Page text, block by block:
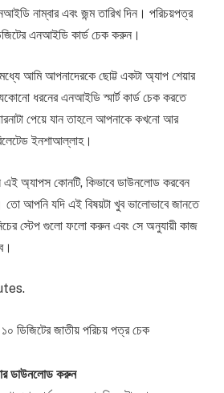
নাম্বার এবং জন্ম তারিখ দিন। পরিচয়পত্র
এনআইডি কার্ড চেক করুন।
আমি আপনাদেরকে ছোট্ট একটা অ্যাপ শেয়ার
ধরনের এনআইডি স্মার্ট কার্ড চেক করতে
পেয়ে যান তাহলে আপনাকে কখনো আর
ইনশাআল্লাহ।
অ্যাপস কোনটি, কিভাবে ডাউনলোড করবেন
তো আপনি যদি এই বিষয়টা খুব ভালোভাবে জানতে
স্টেপ গুলো ফলো করুন এবং সে অনুযায়ী কাজ
জাতীয় পরিচয় পত্র চেক
ডাউনলোড করুন